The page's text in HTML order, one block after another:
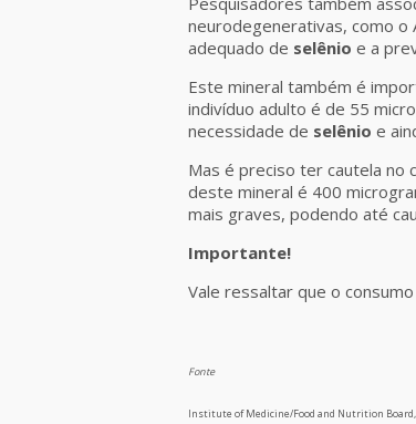
neurodegenerativas, como o
adequado de selênio e a
Este mineral também é
indivíduo adulto é de 55
necessidade de selênioe
Mas é preciso ter cautela no
deste mineral é 400
mais graves, podendo até
Importante!
Vale ressaltar que o
Fonte
Institute of Medicine/Food and Nutrition Board,